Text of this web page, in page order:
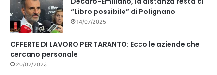
“Libro possibile” di Polignano
14/07/2025
OFFERTE DI LAVORO PER TARANTO: Ecco le aziende che
cercano personale
20/02/2023